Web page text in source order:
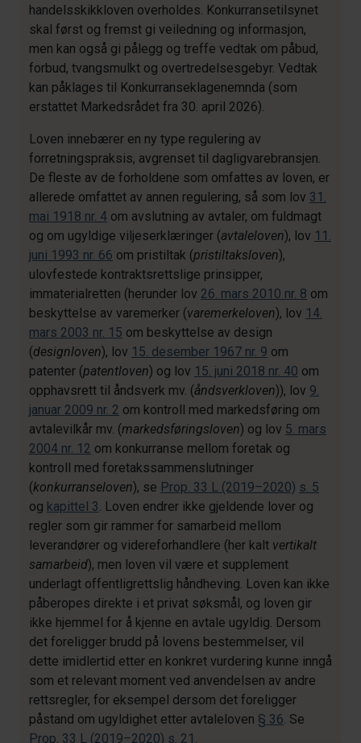
handelsskikkloven overholdes. Konkurransetilsynet
skal først og fremst gi veiledning og informasjon,
men kan også gi pålegg og treffe vedtak om påbud,
forbud, tvangsmulkt og overtredelsesgebyr. Vedtak
kan påklages til Konkurranseklagenemnda (som
erstattet Markedsrådet fra 30. april 2026).
Loven innebærer en ny type regulering av
forretningspraksis, avgrenset til dagligvarebransjen.
De fleste av de forholdene som omfattes av loven, er
allerede omfattet av annen regulering, så som lov 31.
mai 1918 nr. 4 om avslutning av avtaler, om fuldmagt
og om ugyldige viljeserklæringer (avtaleloven), lov 11.
juni 1993 nr. 66 om pristiltak (pristiltaksloven),
ulovfestede kontraktsrettslige prinsipper,
immaterialretten (herunder lov 26. mars 2010 nr. 8 om
beskyttelse av varemerker (varemerkeloven), lov 14.
mars 2003 nr. 15 om beskyttelse av design
(designloven), lov 15. desember 1967 nr. 9 om
patenter (patentloven) og lov 15. juni 2018 nr. 40 om
opphavsrett til åndsverk mv. (åndsverkloven)), lov 9.
januar 2009 nr. 2 om kontroll med markedsføring om
avtalevilkår mv. (markedsføringsloven) og lov 5. mars
2004 nr. 12 om konkurranse mellom foretak og
kontroll med foretakssammenslutninger
(konkurranseloven), se Prop. 33 L (2019–2020) s. 5
og kapittel 3. Loven endrer ikke gjeldende lover og
regler som gir rammer for samarbeid mellom
leverandører og videreforhandlere (her kalt vertikalt
samarbeid), men loven vil være et supplement
underlagt offentligrettslig håndheving. Loven kan ikke
påberopes direkte i et privat søksmål, og loven gir
ikke hjemmel for å kjenne en avtale ugyldig. Dersom
det foreligger brudd på lovens bestemmelser, vil
dette imidlertid etter en konkret vurdering kunne inngå
som et relevant moment ved anvendelsen av andre
rettsregler, for eksempel dersom det foreligger
påstand om ugyldighet etter avtaleloven § 36. Se
Prop. 33 L (2019–2020) s. 21 .